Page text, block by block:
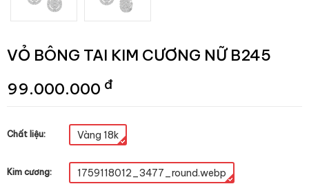
VỎ BÔNG TAI KIM CƯƠNG NỮ B245
99.000.000 đ
Chất liệu: Vàng 18k
Kim cương: 1759118012_3477_round.webp